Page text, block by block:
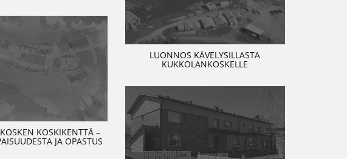
LUONNOS KÄVELYSILLASTA
KUKKOLANKOSKELLE
KOSKIKENTTÄ –
JA OPASTUS